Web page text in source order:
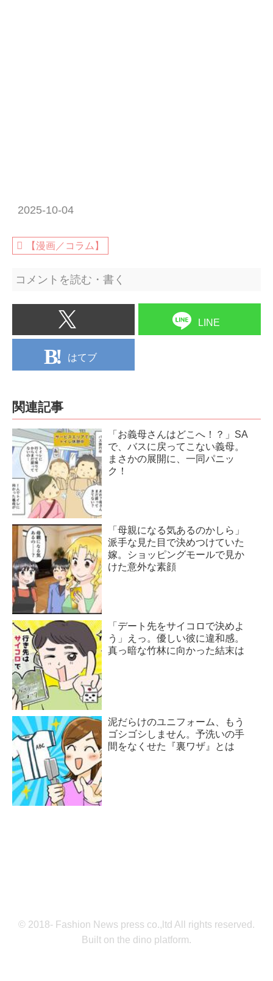
2025-10-04
【漫画／コラム】
コメントを読む・書く
LINE
はてブ
関連記事
「お義母さんはどこへ！？」SA
で、バスに戻ってこない義母。
まさかの展開に、一同パニッ
ク！
「母親になる気あるのかしら」
派手な見た目で決めつけていた
嫁。ショッピングモールで見か
けた意外な素顔
「デート先をサイコロで決めよ
う」えっ。優しい彼に違和感。
真っ暗な竹林に向かった結末は
泥だらけのユニフォーム、もう
ゴシゴシしません。予洗いの手
間をなくせた『裏ワザ』とは
© 2018- Fashion News press co.,ltd All rights reserved.
Built on the dino platform.